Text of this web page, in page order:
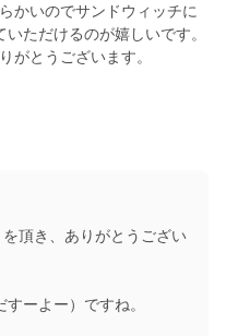
かいのでサンドウィッチに
ただけるのが嬉しいです。
がとうございます。
頂き、ありがとうござい
ーよー）ですね。